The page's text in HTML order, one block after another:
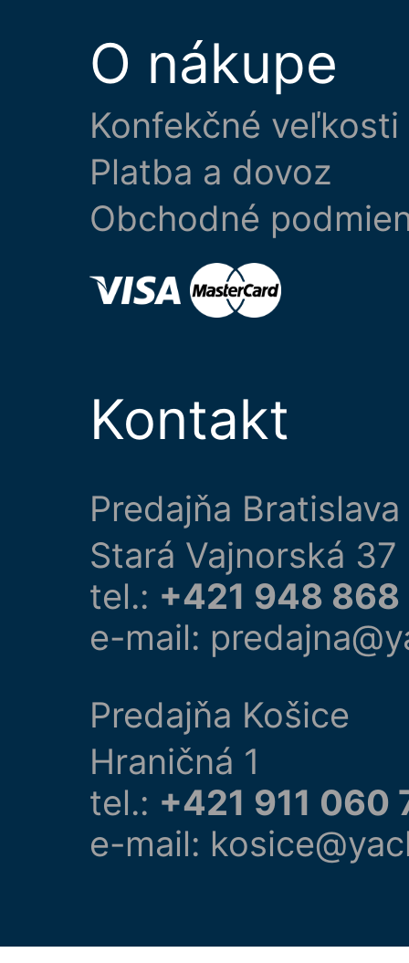
O nákupe
Konfekčné veľkosti
Platba a dovoz
Obchodné
Kontakt
Predajňa Bratislava
Stará Vajnorská 37
tel.: +421 948
e-mail:
Predajňa Košice
Hraničná 1
tel.: +421 911 060
e-mail: